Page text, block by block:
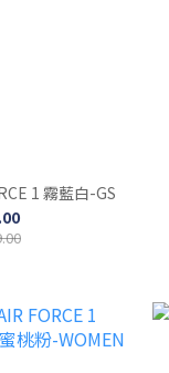
1 霧藍白-GS